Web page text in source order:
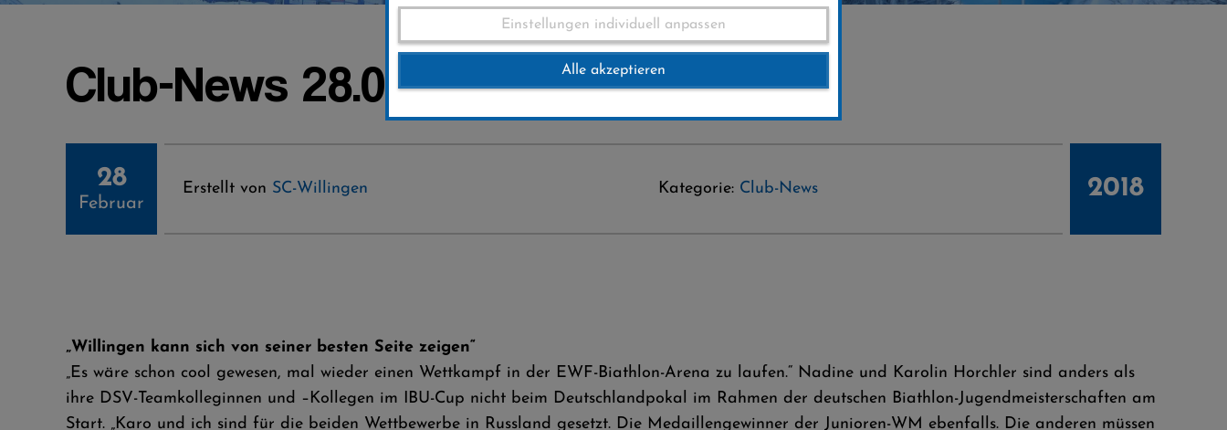
Club-News 28.02.2018 (2)
28
Februar
Erstellt von SC-Willingen Kategorie: Club-News 2018
„Willingen kann sich von seiner besten Seite zeigen“
„Es wäre schon cool gewesen, mal wieder einen Wettkampf in der EWF-Biathlon-Arena zu laufen.“ Nadine und Karolin Horchler sind anders als
ihre DSV-Teamkolleginnen und –Kollegen im IBU-Cup nicht beim Deutschlandpokal im Rahmen der deutschen Biathlon-Jugendmeisterschaften am
Start. „Karo und ich sind für die beiden Wettbewerbe in Russland gesetzt. Die Medaillengewinner der Junioren-WM ebenfalls. Die anderen müssen
Einstellungen individuell anpassen
Alle akzeptieren